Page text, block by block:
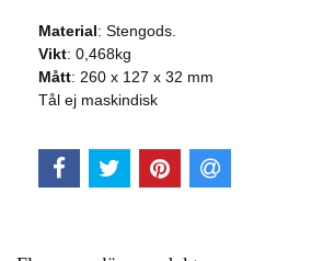
Material: Stengods.
Vikt: 0,468kg
Mått: 260 x 127 x 32 mm
Tål ej maskindisk